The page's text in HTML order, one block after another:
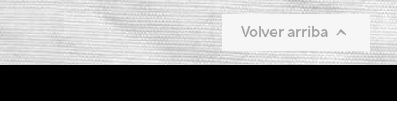
Volver arriba 